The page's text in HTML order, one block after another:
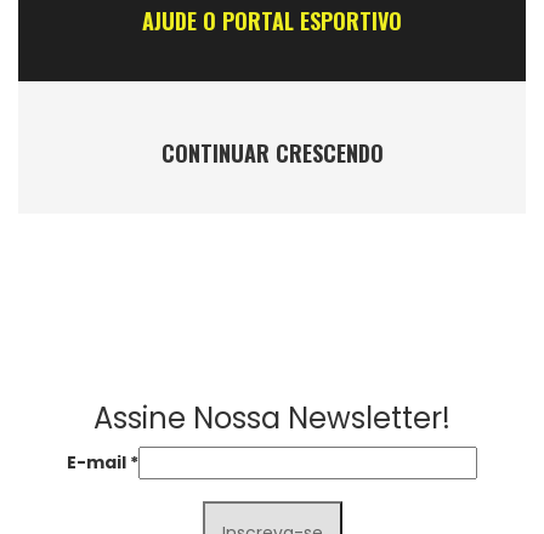
AJUDE O PORTAL ESPORTIVO
CONTINUAR CRESCENDO
Assine Nossa Newsletter!
E-mail *